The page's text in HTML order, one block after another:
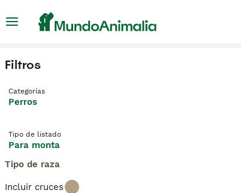
Filtros
Categorías
Perros
Tipo de listado
Para monta
Tipo de raza
Incluir cruces